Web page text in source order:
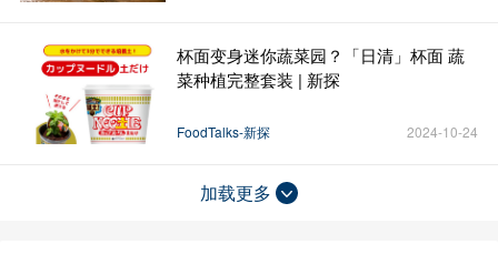
杯面变身迷你蔬菜园？「日清」杯面 蔬
菜种植完整套装 | 新探
FoodTalks-新探 2024-10-24
加载更多